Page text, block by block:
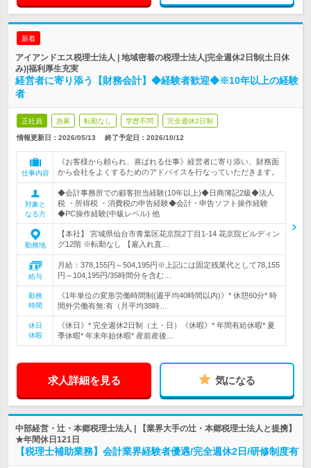
新着
アイアンドエス税理士法人 | 地域密着の税理士法人|完全週休2日制(土日休
み)|福利厚生充実
経営者に寄り添う【財務会計】◆経験者歓迎◆※10年以上の経験
者
正社員 急募 転勤なし 学歴不問 完全週休2日制
情報更新日：2026/05/13 終了予定日： 2026/10/12
仕事内容
《お客様から頼られ、喜ばれる仕事》経営者に寄り添い、財務面
から会社をよくするためのアドバイスを行なっていただきます。
対象と
なる方
◆会計事務所での顧客担当経験(10年以上)◆日商簿記2級◆法人
税 ・所得税 ・消費税の申告経験◆会計・申告ソフト操作経験
◆PC操作経験(中級レベル) 他
勤務地
【本社】 宮城県仙台市青葉区花京院2丁目1-14 花京院ビルディン
グ12階 ※転勤なし 【雇入れ直…
給与
月給：378,155円～504,195円※上記には固定残業代として78,155
円～104,195円/35時間分を含む…
勤務
時間
《1年単位の変形労働時間制(週平均40時間以内)》* 休憩60分* 時
間外労働有無:有（月平均38時…
休日
休暇
《休日》* 完全週休2日制（土・日）《休暇》* 年間有給休暇* 夏
季休暇* 年末年始休暇* 産前産後…
求人詳細を見る 気になる
中部経営・辻・本郷税理士法人 | 【業界大手の辻・本郷税理士法人と提携】
★年間休日121日
【税理士補助業務】会計業界経験者優遇/完全週休2日/研修制度有